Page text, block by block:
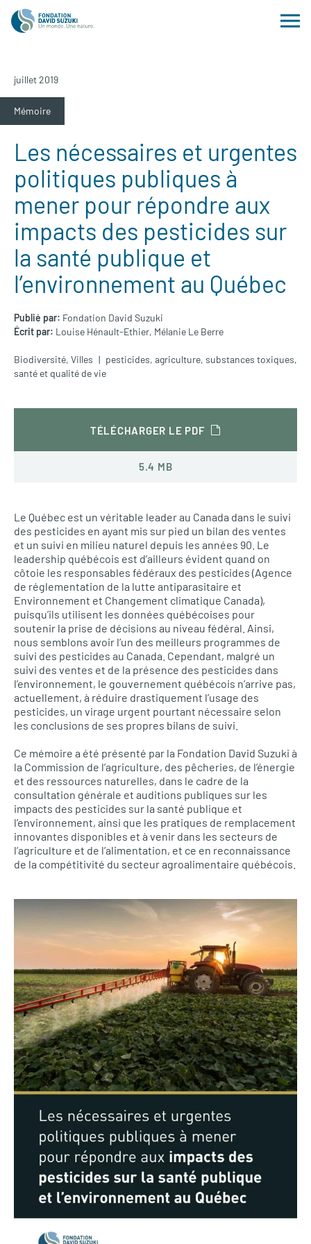
juillet 2019
Mémoire
Les nécessaires et urgentes
politiques publiques à
mener pour répondre aux
impacts des pesticides sur
la santé publique et
l’environnement au Québec
Publié par: Fondation David Suzuki
Écrit par: Louise Hénault-Ethier, Mélanie Le Berre
Biodiversité, Villes pesticides, agriculture, substances toxiques,
santé et qualité de vie
TÉLÉCHARGER LE PDF
5.4 MB
Le Québec est un véritable leader au Canada dans le suivi
des pesticides en ayant mis sur pied un bilan des ventes
et un suivi en milieu naturel depuis les années 90. Le
leadership québécois est d’ailleurs évident quand on
côtoie les responsables fédéraux des pesticides (Agence
de réglementation de la lutte antiparasitaire et
Environnement et Changement climatique Canada),
puisqu’ils utilisent les données québécoises pour
soutenir la prise de décisions au niveau fédéral. Ainsi,
nous semblons avoir l’un des meilleurs programmes de
suivi des pesticides au Canada. Cependant, malgré un
suivi des ventes et de la présence des pesticides dans
l’environnement, le gouvernement québécois n’arrive pas,
actuellement, à réduire drastiquement l’usage des
pesticides, un virage urgent pourtant nécessaire selon
les conclusions de ses propres bilans de suivi.
Ce mémoire a été présenté par la Fondation David Suzuki à
la Commission de l’agriculture, des pêcheries, de l’énergie
et des ressources naturelles, dans le cadre de la
consultation générale et auditions publiques sur les
impacts des pesticides sur la santé publique et
l’environnement, ainsi que les pratiques de remplacement
innovantes disponibles et à venir dans les secteurs de
l’agriculture et de l’alimentation, et ce en reconnaissance
de la compétitivité du secteur agroalimentaire québécois.